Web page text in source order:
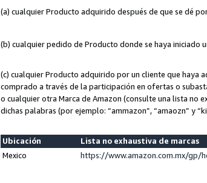
(a) cualquier Producto adquirido después de que se dé
(b) cualquier pedido de Producto donde se haya iniciado
(c) cualquier Producto adquirido por un cliente que haya
comprado a través de la participación en ofertas o
o cualquier otra Marca de Amazon (consulte una lista no
dichas palabras (por ejemplo: “ammazon”, “amaozn” y
Ubicación
Lista no exhaustiva de marcas
Mexico
https://www.amazon.com.mx/gp/